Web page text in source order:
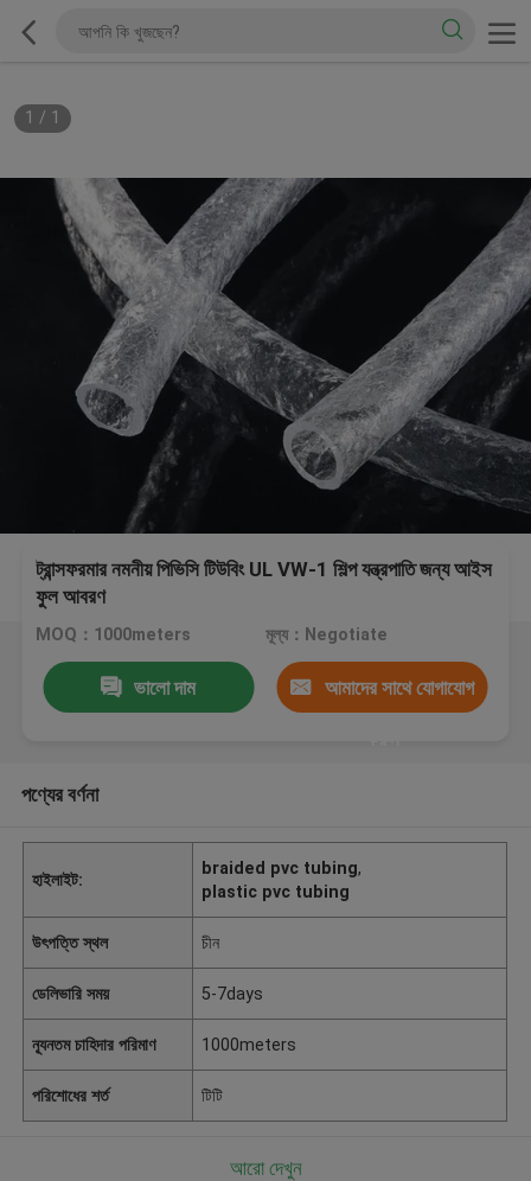
1 / 1
ট্রান্সফরমার নমনীয় পিভিসি টিউবিং UL VW-1 শিল্প যন্ত্রপাতি জন্য আইস
ফুল আবরণ
MOQ：1000meters মূল্য：Negotiate
ভালো দাম আমাদের সাথে যোগাযোগ
পণ্যের বর্ণনা
হাইলাইট:
braided pvc tubing,
plastic pvc tubing
উৎপত্তি স্থল চীন
ডেলিভারি সময় 5-7days
ন্যূনতম চাহিদার পরিমাণ 1000meters
পরিশোধের শর্ত টিটি
আরো দেখুন